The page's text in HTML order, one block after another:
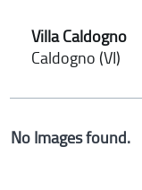
Villa Caldogno
Caldogno (VI)
No Images found.